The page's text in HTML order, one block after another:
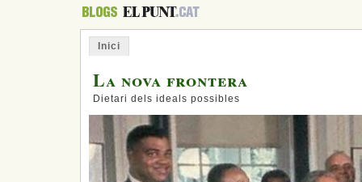
Inici
La nova frontera
Dietari dels ideals possibles